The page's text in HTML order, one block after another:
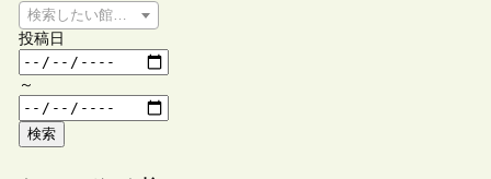
検索したい館種を選択してください
投稿日
～
検索